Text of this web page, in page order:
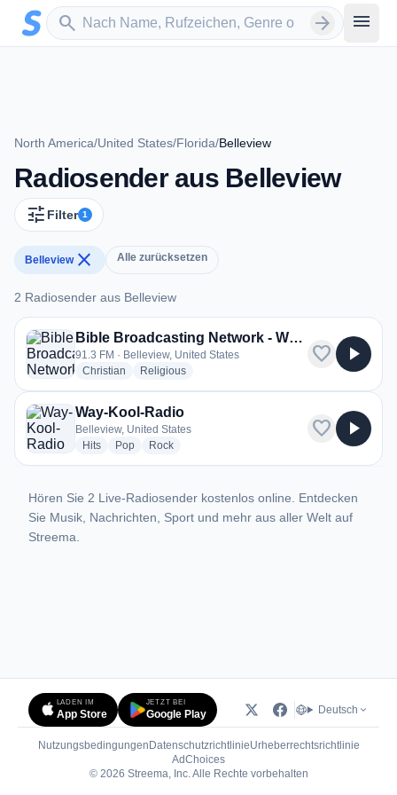
Zum Hauptinhalt springen
search
Sender suchen arrow_forward menu
North America/United States/Florida/Belleview
Radiosender aus Belleview
tune Filter 1
Belleviewclose Alle zurücksetzen
2 Radiosender aus Belleview
2 Radiosender aus Belleview
Bible Broadcasting Network - WYFZ
91.3 FM · Belleview, United States
Christian radio stations
Religiousradio stations
favorite play_arrow
Way-Kool-Radio
Belleview, United States
Hitsradio stations
Popradio stations
Rockradio stations
favorite play_arrow
Hören Sie 2 Live-Radiosender kostenlos online. Entdecken
Sie Musik, Nachrichten, Sport und mehr aus aller Welt auf
Streema.
LADEN IM
App Store
JETZT BEI
Google Play Deutsch
Nutzungsbedingungen DatenschutzrichtlinieUrheberrechtsrichtlinie
AdChoices(öffnet in neuem Tab)
© 2026 Streema, Inc. Alle Rechte vorbehalten